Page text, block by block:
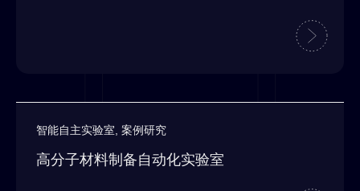
智能自主实验室 案例研究
高分子材料制备自动化实验室